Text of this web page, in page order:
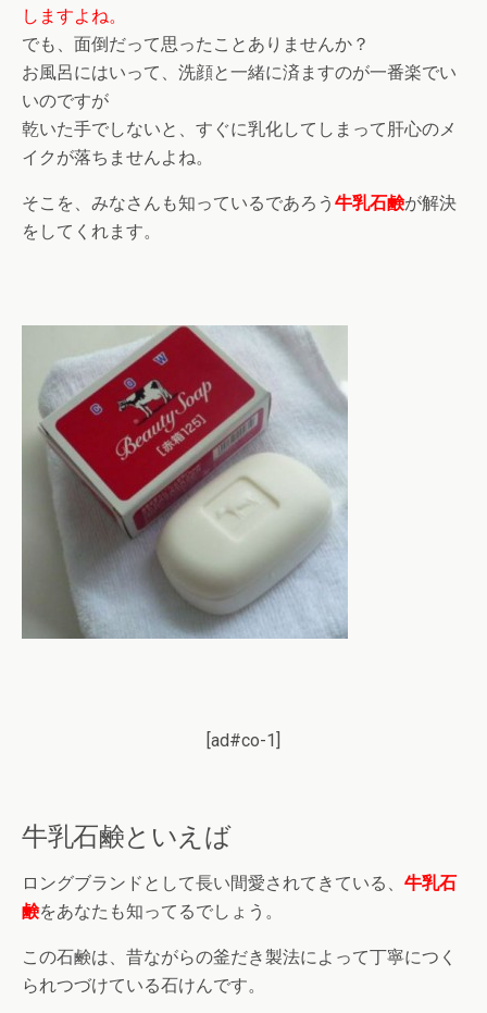
しますよね。
でも、面倒だって思ったことありませんか？
お風呂にはいって、洗顔と一緒に済ますのが一番楽でい
いのですが
乾いた手でしないと、 すぐに乳化してしまって肝心のメ
イクが落ちませんよね。
そこを、みなさんも知っているであろう 牛乳石鹸が解決
をしてくれます。
[ad#co-1]
牛乳石鹸といえば
ロングブランドとして長い間愛されてきている、 牛乳石
鹸をあなたも知ってるでしょう。
この石鹸は、昔ながらの釜だき製法によって丁寧につく
られつづけている石けんです。